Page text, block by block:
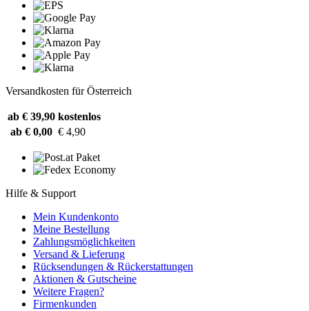
Versandkosten für Österreich
ab € 39,90 kostenlos
ab € 0,00 € 4,90
Hilfe & Support
Mein Kundenkonto
Meine Bestellung
Zahlungsmöglichkeiten
Versand & Lieferung
Rücksendungen & Rückerstattungen
Aktionen & Gutscheine
Weitere Fragen?
Firmenkunden